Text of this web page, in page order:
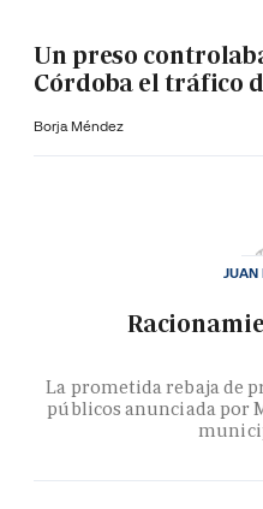
Un preso
Córdoba el tráfico
Borja Méndez
La prometida rebaja de
públicos anunciada por
JUAN